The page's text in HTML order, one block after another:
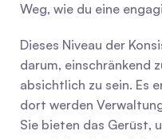
Weg, wie du eine
Dieses Niveau der
darum, einschränkend
absichtlich zu sein. Es
dort werden
Sie bieten das Gerüst,